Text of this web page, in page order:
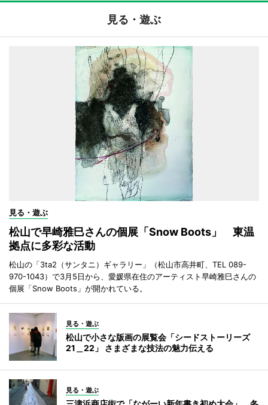
見る・遊ぶ
見る・遊ぶ
松山で早崎雅巳さんの個展「Snow Boots」 東温
拠点に多彩な活動
松山の「3ta2（サンタニ）ギャラリー」（松山市高井町、TEL 089-
970-1043）で3月5日から、愛媛県在住のアーティスト早崎雅巳さんの
個展「Snow Boots」が開かれている。
見る・遊ぶ
松山で小さな版画の展覧会「シードストーリーズ
21＿22」 さまざまな技法の魅力伝える
見る・遊ぶ